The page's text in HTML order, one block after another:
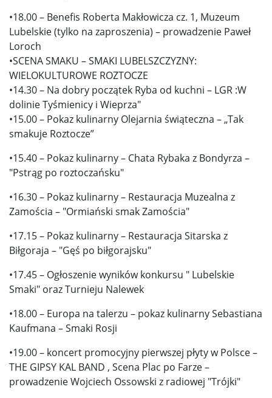
•18.00 – Benefis Roberta Makłowicza cz. 1, Muzeum
Lubelskie (tylko na zaproszenia) – prowadzenie Paweł
Loroch
•SCENA SMAKU – SMAKI LUBELSZCZYZNY:
WIELOKULTUROWE ROZTOCZE
•14.30 – Na dobry początek Ryba od kuchni – LGR :W
dolinie Tyśmienicy i Wieprza"
•15.00 – Pokaz kulinarny Olejarnia świąteczna – „Tak
smakuje Roztocze”
•15.40 – Pokaz kulinarny – Chata Rybaka z Bondyrza –
"Pstrąg po roztoczańsku"
•16.30 – Pokaz kulinarny – Restauracja Muzealna z
Zamościa – "Ormiański smak Zamościa"
•17.15 – Pokaz kulinarny – Restauracja Sitarska z
Biłgoraja – "Gęś po biłgorajsku"
•17.45 – Ogłoszenie wyników konkursu " Lubelskie
Smaki" oraz Turnieju Nalewek
•18.00 – Europa na talerzu – pokaz kulinarny Sebastiana
Kaufmana – Smaki Rosji
•19.00 – koncert promocyjny pierwszej płyty w Polsce –
THE GIPSY KAL BAND , Scena Plac po Farze –
prowadzenie Wojciech Ossowski z radiowej "Trójki"